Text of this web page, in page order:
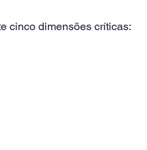
cinco dimensões críticas: